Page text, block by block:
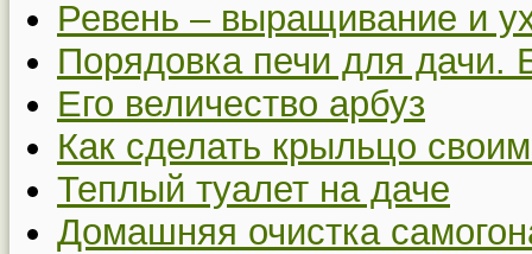
Ревень – выращивание и
Порядовка печи для дачи.
Его величество арбуз
Как сделать крыльцо
Теплый туалет на даче
Домашняя очистка